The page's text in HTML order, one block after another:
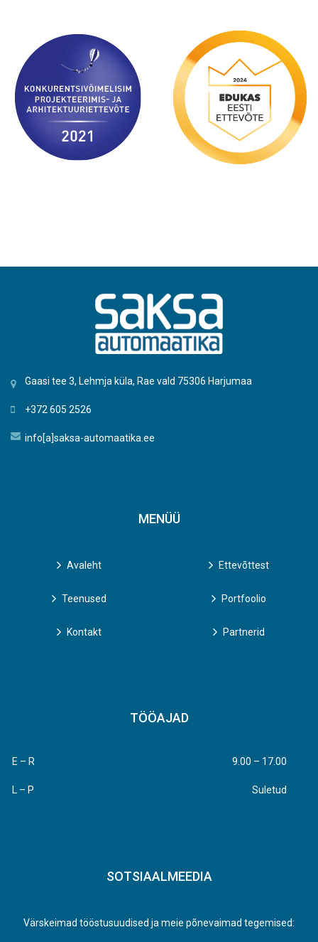
Gaasi tee 3, Lehmja küla, Rae vald 75306 Harjumaa
+372 605 2526
info[a]saksa-automaatika.ee
MENÜÜ
Avaleht Ettevõttest
Teenused Portfoolio
Kontakt Partnerid
TÖÖAJAD
E – R 9.00 – 17.00
L – P Suletud
SOTSIAALMEEDIA
Värskeimad tööstusuudised ja meie põnevaimad tegemised: